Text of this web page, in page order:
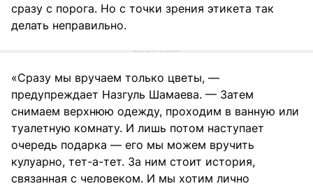
сразу с порога. Но с точки зрения этикета так
делать неправильно.
«Сразу мы вручаем только цветы, —
предупреждает Назгуль Шамаева. — Затем
снимаем верхнюю одежду, проходим в ванную или
туалетную комнату. И лишь потом наступает
очередь подарка — его мы можем вручить
кулуарно, тет-а-тет. За ним стоит история,
связанная с человеком. И мы хотим лично